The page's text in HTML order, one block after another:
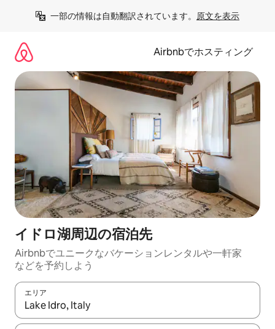
一部の情報は自動翻訳されています。 原文を表示
Airbnbでホスティング
イドロ湖⁠周⁠辺⁠の宿⁠泊⁠先
Airbnbでユニークなバ⁠ケ⁠ー⁠シ⁠ョ⁠ンレ⁠ン⁠タ⁠ルや一⁠軒⁠家
な⁠ど⁠を予⁠約⁠し⁠よ⁠う
エリア
検索結果が表示されたら、上下の矢印キーを使って移動するか